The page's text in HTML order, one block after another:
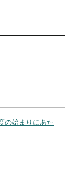
の始まりにあた